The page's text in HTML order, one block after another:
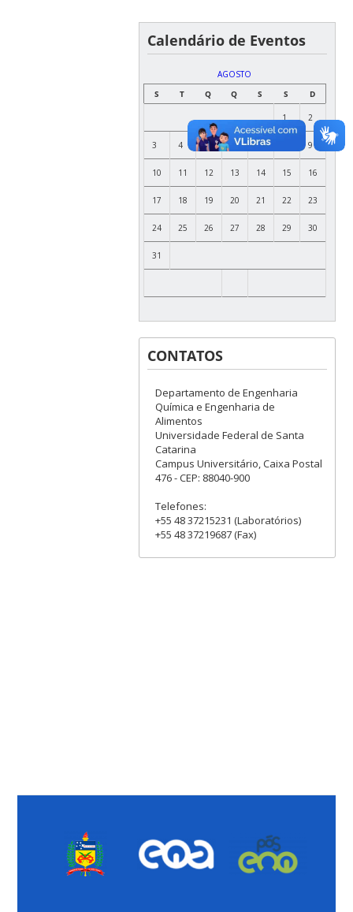
Calendário de Eventos
AGOSTO
S
T Q Q S S D
1 2
3 4 5 7 9
10 11 12 13 14 15 16
17 18 19 20 21 22 23
24 25 26 27 28 29 30
31
CONTATOS
Departamento de Engenharia
Química e Engenharia de
Alimentos
Universidade Federal de Santa
Catarina
Campus Universitário, Caixa Postal
476 - CEP: 88040-900
Telefones:
+55 48 37215231 (Laboratórios)
+55 48 37219687 (Fax)